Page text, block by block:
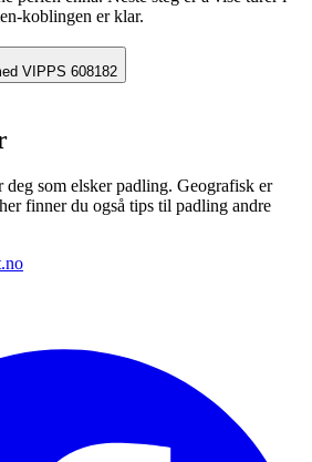
koblingen er klar.
VIPPS 608182
deg som elsker padling. Geografisk er
finner du også tips til padling andre